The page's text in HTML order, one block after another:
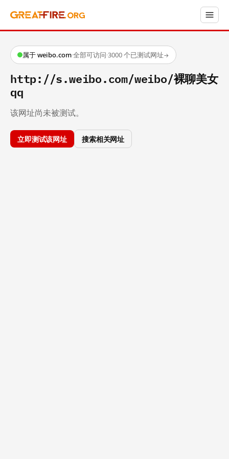
属于 weibo.com·全部可访问·3000 个已测试网址→
http://s.weibo.com/weibo/裸聊美女
qq
该网址尚未被测试。
立即测试该网址 搜索相关网址